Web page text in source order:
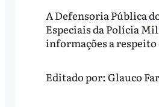
A Defensoria Pública
Especiais da Polícia
informações a respeito
Editado por: Glauco